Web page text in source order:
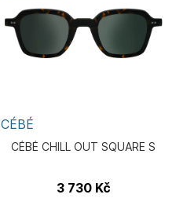
CÉBÉ
CÉBÉ CHILL OUT SQUARE S
3 730 Kč